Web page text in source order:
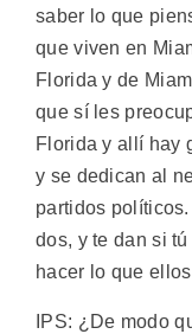
saber lo que
que viven en
Florida y de
que sí les
Florida y allí hay
y se dedican al
partidos
dos, y te dan si
hacer lo que
IPS: ¿De modo